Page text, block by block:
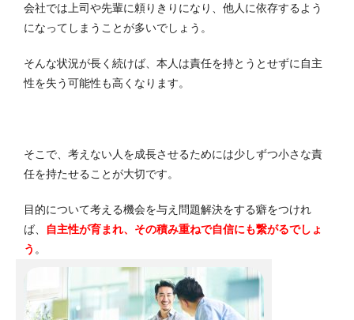
会社では上司や先輩に頼りきりになり、他人に依存するよう
になってしまうことが多いでしょう。
そんな状況が長く続けば、本人は責任を持とうとせずに自主
性を失う可能性も高くなります。
そこで、考えない人を成長させるためには少しずつ小さな責
任を持たせることが大切です。
目的について考える機会を与え問題解決をする癖をつけれ
ば、
自主性が育まれ、その積み重ねで自信にも繋がるでしょ
う 。